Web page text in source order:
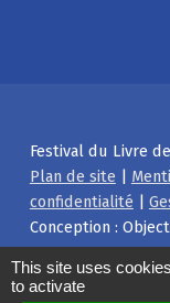
Festival du Livre
Plan de site |
confidentialité |
Conception :
Facebook
Instagram
Back to top ↑
This site uses
to activate